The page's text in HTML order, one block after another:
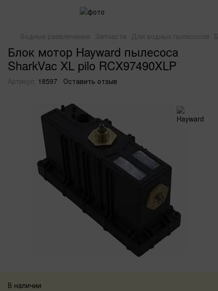
Водные развлечения Запчасти Для водных пылесосов
Блок мотор Hayward пылесоса
SharkVac XL pilo RCX97490XLP
Артикул: 18597 Оставить отзыв
В наличии